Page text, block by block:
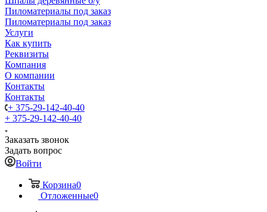
Пиломатериалы под заказ
Пиломатериалы под заказ
Услуги
Как купить
Реквизиты
Компания
О компании
Контакты
Контакты
+ 375-29-142-40-40
+ 375-29-142-40-40
Заказать звонок
Задать вопрос
Войти
Корзина0
Отложенные0